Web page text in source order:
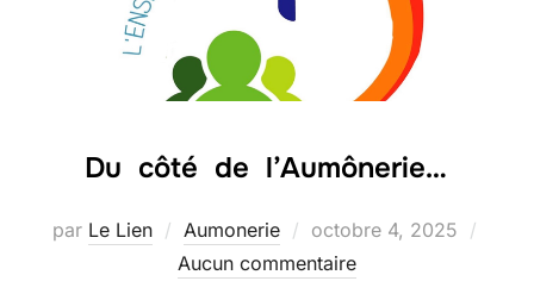
Du côté de l’Aumônerie…
par Le Lien Aumonerie
Publié
le
octobre 4, 2025
Aucun commentaire